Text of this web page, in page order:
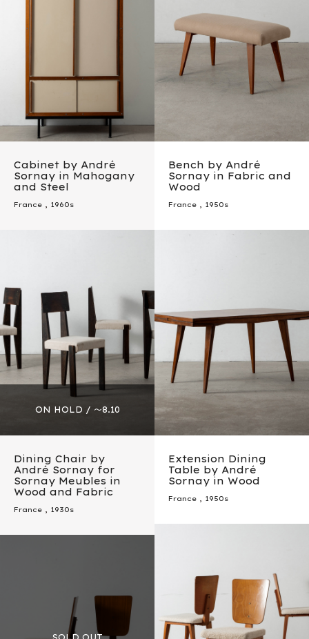
Cabinet by André
Sornay in Mahogany
and Steel
France , 1960s
Bench by André
Sornay in Fabric and
Wood
France , 1950s
Dining Chair by
André Sornay for
Sornay Meubles in
Wood and Fabric
France , 1930s
Extension Dining
Table by André
Sornay in Wood
France , 1950s